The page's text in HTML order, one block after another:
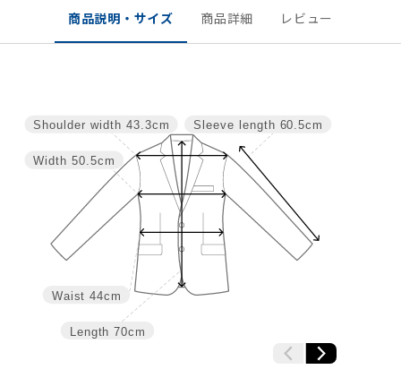
商品説明・サイズ 商品詳細 レビュー
Sleeve length 60.5cm
Length 70cm
Waist 44cm
Width 50.5cm
Shoulder width 43.3cm